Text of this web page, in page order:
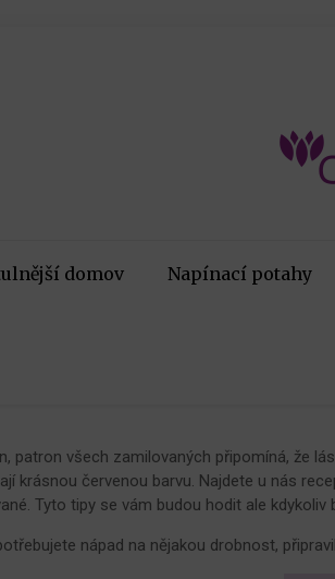
domov Napínací potahy
patron všech zamilovaných připomíná, že
krásnou červenou barvu. Najdete u nás
Tyto tipy se vám budou hodit ale
nápad na nějakou drobnost,